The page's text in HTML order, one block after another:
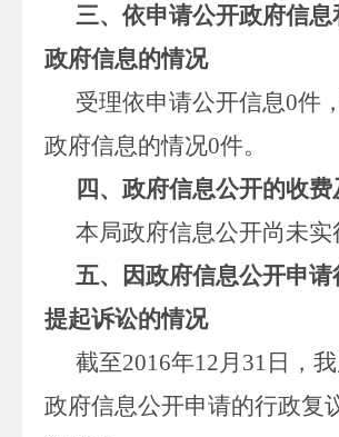
三、依申请公开政府信
政府信息的情况
受理依申请公开信息0件
政府信息的情况0件。
四、政府信息公开的收
本局政府信息公开尚未实
五、因政府信息公开申请
提起诉讼的情况
截至2016年12月31日，
政府信息公开申请的行政复